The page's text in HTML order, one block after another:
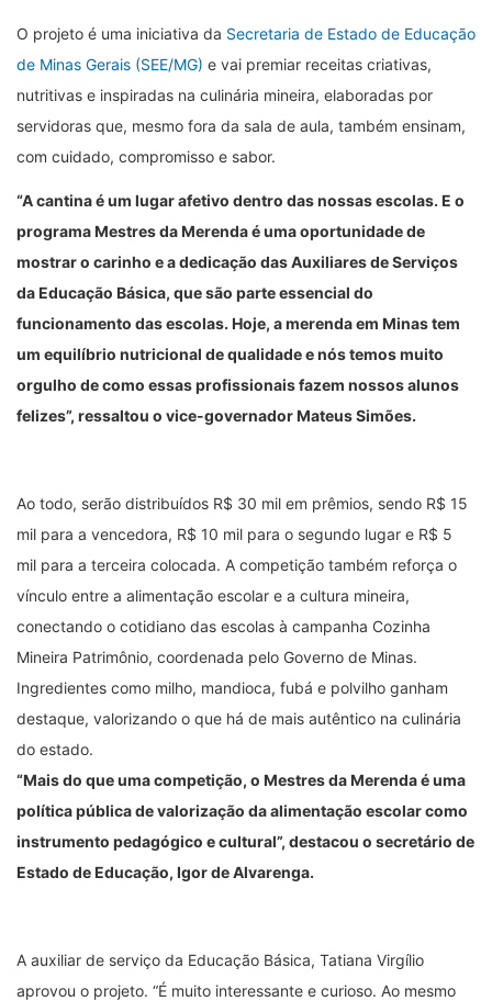
O projeto é uma iniciativa da Secretaria de Estado de Educação
de Minas Gerais (SEE/MG) e vai premiar receitas criativas,
nutritivas e inspiradas na culinária mineira, elaboradas por
servidoras que, mesmo fora da sala de aula, também ensinam,
com cuidado, compromisso e sabor.
“A cantina é um lugar afetivo dentro das nossas escolas. E o
programa Mestres da Merenda é uma oportunidade de
mostrar o carinho e a dedicação das Auxiliares de Serviços
da Educação Básica, que são parte essencial do
funcionamento das escolas. Hoje, a merenda em Minas tem
um equilíbrio nutricional de qualidade e nós temos muito
orgulho de como essas profissionais fazem nossos alunos
felizes”, ressaltou o vice-governador Mateus Simões.
Ao todo, serão distribuídos R$ 30 mil em prêmios, sendo R$ 15
mil para a vencedora, R$ 10 mil para o segundo lugar e R$ 5
mil para a terceira colocada. A competição também reforça o
vínculo entre a alimentação escolar e a cultura mineira,
conectando o cotidiano das escolas à campanha Cozinha
Mineira Patrimônio, coordenada pelo Governo de Minas.
Ingredientes como milho, mandioca, fubá e polvilho ganham
destaque, valorizando o que há de mais autêntico na culinária
do estado.
“Mais do que uma competição, o Mestres da Merenda é uma
política pública de valorização da alimentação escolar como
instrumento pedagógico e cultural”, destacou o secretário de
Estado de Educação, Igor de Alvarenga.
A auxiliar de serviço da Educação Básica, Tatiana Virgílio
aprovou o projeto. “É muito interessante e curioso. Ao mesmo